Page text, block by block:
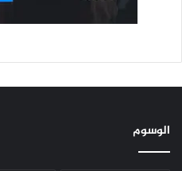
الوسوم